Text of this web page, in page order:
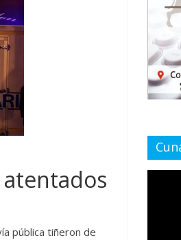
pública tiñeron de